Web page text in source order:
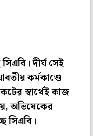
সিএবি। দীর্ঘ সেই
কর্মকাণ্ডে
স্বার্থেই কাজ
অভিষেকের
সিএবি।